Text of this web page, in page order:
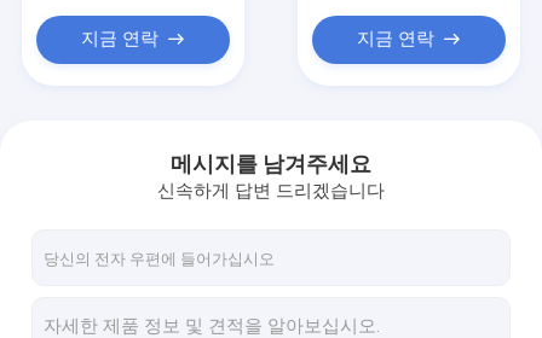
지금 연락 지금 연락
메시지를 남겨주세요
신속하게 답변 드리겠습니다